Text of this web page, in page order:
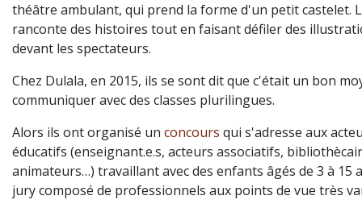
théâtre ambulant, qui prend la forme d'un petit castelet.
ranconte des histoires tout en faisant défiler des
devant les spectateurs.
Chez Dulala, en 2015, ils se sont dit que c'était un bon
communiquer avec des classes plurilingues.
Alors ils ont organisé un concours qui s'adresse aux
éducatifs (enseignant.e.s, acteurs associatifs,
animateurs…) travaillant avec des enfants âgés de 3 à 15
jury composé de professionnels aux points de vue très